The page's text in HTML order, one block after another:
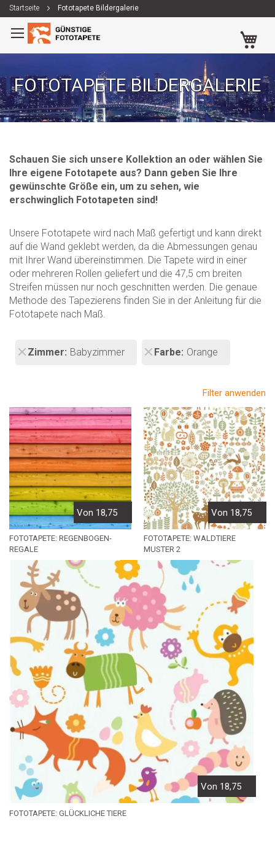
Startseite Fototapete Bildergalerie
Zum
Inhalt
springen
FOTOTAPETE BILDERGALERIE
Schauen Sie sich unsere Kollektion an oder wählen Sie
Ihre eigene Fototapete aus? Dann geben Sie Ihre
gewünschte Größe ein, um zu sehen, wie
erschwinglich Fototapeten sind!
Unsere Fototapete wird nach Maß gefertigt und kann direkt
auf die Wand geklebt werden, da die Abmessungen genau
mit Ihrer Wand übereinstimmen. Die Tapete wird in einer
oder mehreren Rollen geliefert und die 47,5 cm breiten
Streifen müssen nur noch geschnitten werden. Die genaue
Methode des Tapezierens finden Sie in der Anleitung für die
Fototapete nach Maß.
Zimmer Babyzimmer Farbe Orange
Filter anwenden
Von 18,75
FOTOTAPETE: REGENBOGEN-
REGALE
Von 18,75
FOTOTAPETE: WALDTIERE
MUSTER 2
Von 18,75
FOTOTAPETE: GLÜCKLICHE TIERE